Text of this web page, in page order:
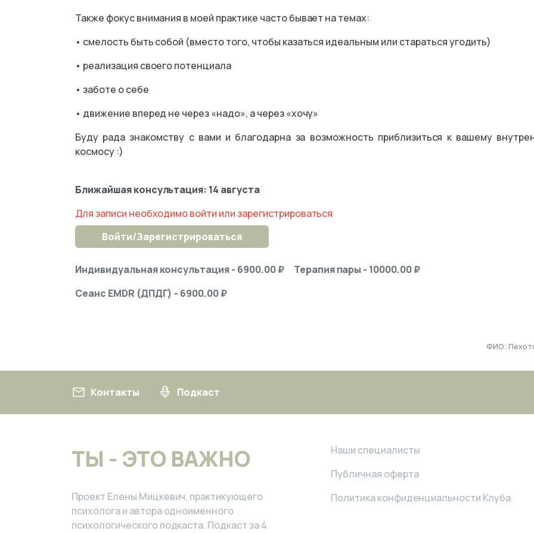
Также фокус внимания в моей практике часто бывает на темах:
• смелость быть собой (вместо того, чтобы казаться идеальным или стараться угодить)
• реализация своего потенциала
• заботе о себе
• движение вперед не через «надо», а через «хочу»
Буду рада знакомству с вами и благодарна за возможность приблизиться к вашему
космосу :)
Ближайшая консультация: 14 августа
Для записи необходимо войти или зарегистрироваться
Войти/Зарегистрироваться
Индивидуальная консультация - 6900.00 ₽
Терапия пары - 10000.00 ₽
Сеанс EMDR (ДПДГ) - 6900.00 ₽
ФИО:
Контакты Подкаст
ТЫ - ЭТО ВАЖНО
Проект Елены Мицкевич, практикующего
психолога и автора одноименного
психологического подкаста. Подкаст за 4
Наши специалисты
Публичная оферта
Политика конфиденциальности Клуба